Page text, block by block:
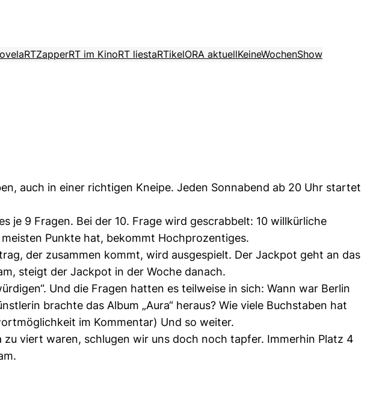
RTZapperRT im KinoRT liestaRTikelORA aktuellKeineWochenShow
auch in einer richtigen Kneipe. Jeden Sonnabend ab 20 Uhr startet
je 9 Fragen. Bei der 10. Frage wird gescrabbelt: 10 willkürliche
Punkte hat, bekommt Hochprozentiges.
der zusammen kommt, wird ausgespielt. Der Jackpot geht an das
steigt der Jackpot in der Woche danach.
Und die Fragen hatten es teilweise in sich: Wann war Berlin
brachte das Album „Aura“ heraus? Wie viele Buchstaben hat
im Kommentar) Und so weiter.
viert waren, schlugen wir uns doch noch tapfer. Immerhin Platz 4